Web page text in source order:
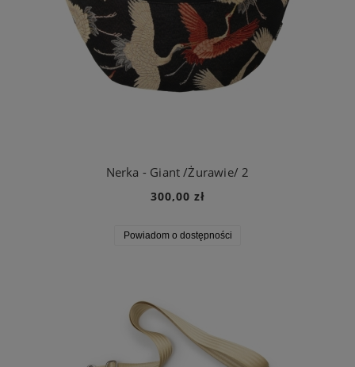
Nerka - Giant /Żurawie/ 2
300,00 zł
Powiadom o dostępności